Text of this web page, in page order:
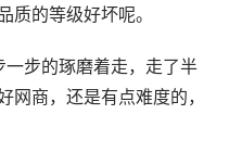
质的等级好坏呢。
步的琢磨着走，走了半
网商，还是有点难度的，